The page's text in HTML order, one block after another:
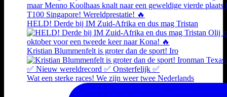
HELD! Derde bij IM Zuid-Afrika en dus mag Tristan
Kristian Blummenfelt is groter dan de sport! Iro
Wat een sterke races! We zijn weer twee Nederlands